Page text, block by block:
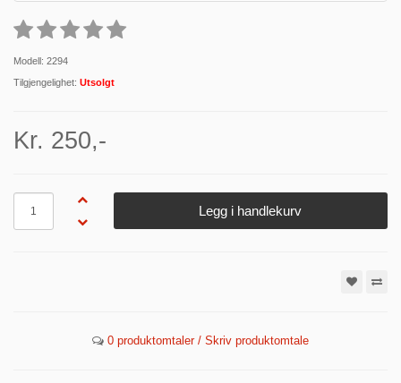
Modell: 2294
Tilgjengelighet: Utsolgt
Kr. 250,-
Legg i handlekurv
0 produktomtaler / Skriv produktomtale